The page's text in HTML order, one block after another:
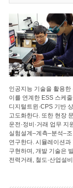
인공지능 기술을 활용한
이를 연계한 ESS 스케
디지털트윈·CPS 기반
고도화한다. 또한 현장
운전·정비·거래 업무 지
실험설계–계측–분석–
연구한다. 시뮬레이션
구현하며, 개발 기술은
전력거래, 철도·산업설